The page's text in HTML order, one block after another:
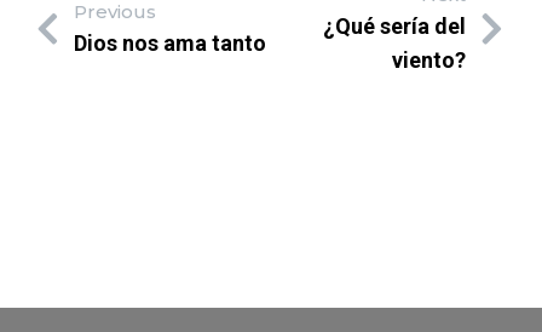
Previous
Dios nos ama tanto
¿Qué sería del
viento?